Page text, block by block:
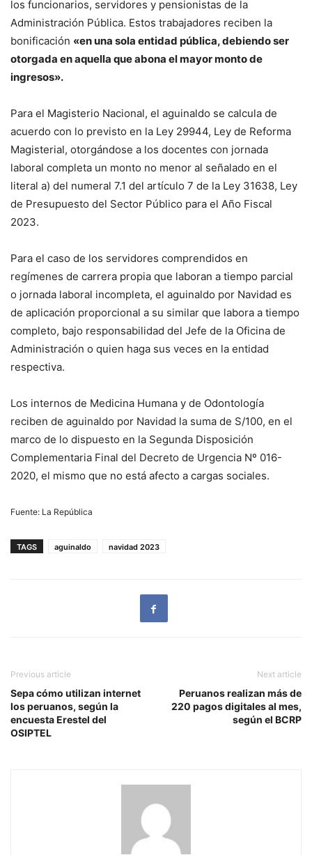
los funcionarios, servidores y pensionistas de la
Administración Pública. Estos trabajadores reciben la
bonificación «en una sola entidad pública, debiendo ser
otorgada en aquella que abona el mayor monto de
ingresos».
Para el Magisterio Nacional, el aguinaldo se calcula de
acuerdo con lo previsto en la Ley 29944, Ley de Reforma
Magisterial, otorgándose a los docentes con jornada
laboral completa un monto no menor al señalado en el
literal a) del numeral 7.1 del artículo 7 de la Ley 31638, Ley
de Presupuesto del Sector Público para el Año Fiscal
2023.
Para el caso de los servidores comprendidos en
regímenes de carrera propia que laboran a tiempo parcial
o jornada laboral incompleta, el aguinaldo por Navidad es
de aplicación proporcional a su similar que labora a tiempo
completo, bajo responsabilidad del Jefe de la Oficina de
Administración o quien haga sus veces en la entidad
respectiva.
Los internos de Medicina Humana y de Odontología
reciben de aguinaldo por Navidad la suma de S/100, en el
marco de lo dispuesto en la Segunda Disposición
Complementaria Final del Decreto de Urgencia Nº 016-
2020, el mismo que no está afecto a cargas sociales.
Fuente: La República
TAGS aguinaldo navidad 2023
Previous article
Sepa cómo utilizan internet
los peruanos, según la
encuesta Erestel del
OSIPTEL
Next article
Peruanos realizan más de
220 pagos digitales al mes,
según el BCRP